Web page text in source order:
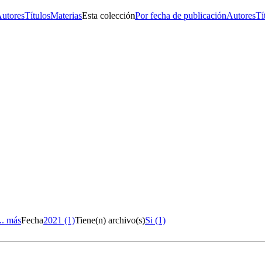
TítulosMateriasEsta colecciónPor fecha de publicaciónAutores
másFecha2021 (1)Tiene(n) archivo(s)Si (1)